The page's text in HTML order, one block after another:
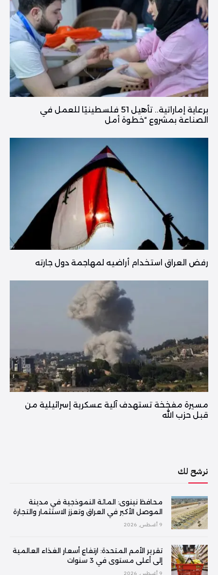
برعاية إماراتية.. تأهيل 51 فلسطينيًا للعمل في
الصناعة بمشروع “خطوة أمل
رفض العراق استخدام أراضيه لمهاجمة دول جارته
مسيرة مفخخة تستهدف آلية عسكرية إسرائيلية من
قبل حزب الله
نرشح لك
محافظ نينوى: المائة النموذجية في مدينة
الموصل الأكبر في العراق وتعزز الاستثمار والتجارة
9 أغسطس, 2026
تقرير الأمم المتحدة: ارتفاع أسعار الغذاء العالمية
إلى أعلى مستوى في 3 سنوات